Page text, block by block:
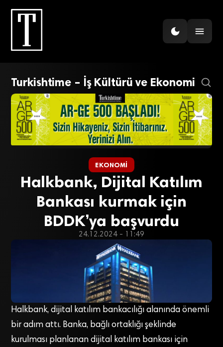
Turkishtime – İş Kültürü ve Ekonomi
EKONOMI
Halkbank, Dijital Katılım
Bankası kurmak için
BDDK’ya başvurdu
24.12.2024 - 11:49
Halkbank, dijital katılım bankacılığı alanında önemli
bir adım attı. Banka, bağlı ortaklığı şeklinde
kurulması planlanan dijital katılım bankası için